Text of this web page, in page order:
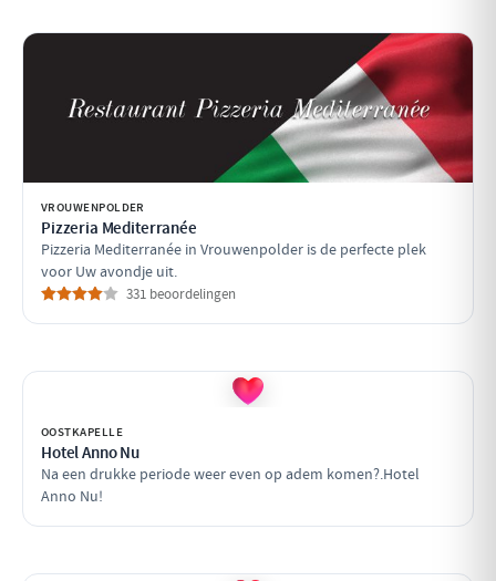
VROUWENPOLDER
Pizzeria Mediterranée
Pizzeria Mediterranée in Vrouwenpolder is de perfecte plek
voor Uw avondje uit.
331 beoordelingen
OOSTKAPELLE
Hotel Anno Nu
Na een drukke periode weer even op adem komen?.Hotel
Anno Nu!